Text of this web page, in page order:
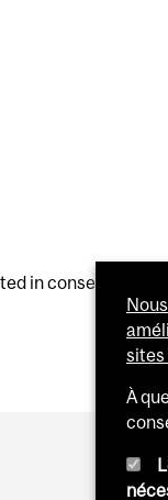
in consecutive
sites
À